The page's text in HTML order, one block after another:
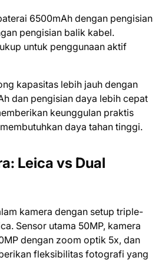
6500mAh dengan pengisian
pengisian balik kabel.
untuk penggunaan aktif
kapasitas lebih jauh dengan
dan pengisian daya lebih cepat
keunggulan praktis
daya tahan tinggi.
Leica vs Dual
kamera dengan setup triple-
Sensor utama 50MP, kamera
dengan zoom optik 5x, dan
fleksibilitas fotografi yang